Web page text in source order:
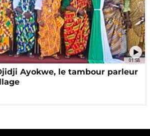
01:58
Ayokwe, le tambour parleur